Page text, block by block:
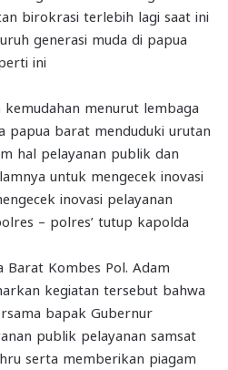
birokrasi terlebih lagi saat ini
generasi muda di papua
ini
menurut lembaga
papua barat menduduki urutan
hal pelayanan publik dan
untuk mengecek inovasi
inovasi pelayanan
– polres’ tutup kapolda
Barat Kombes Pol. Adam
kegiatan tersebut bahwa
bapak Gubernur
publik pelayanan samsat
serta memberikan piagam